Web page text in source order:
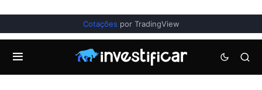
Cotações por TradingView